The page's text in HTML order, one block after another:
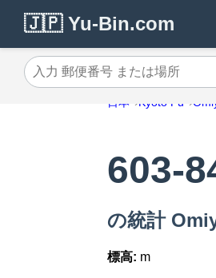
🇯🇵 Yu-Bin.com
入力 郵便番号 または場所
日本 Kyoto Fu
603-
の統計
標高: m